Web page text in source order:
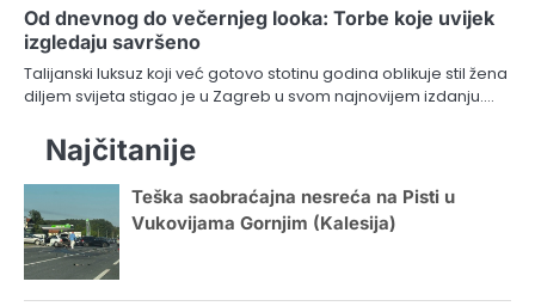
Od dnevnog do večernjeg looka: Torbe koje uvijek
izgledaju savršeno
Talijanski luksuz koji već gotovo stotinu godina oblikuje stil žena
diljem svijeta stigao je u Zagreb u svom najnovijem izdanju.…
Najčitanije
Teška saobraćajna nesreća na Pisti u
Vukovijama Gornjim (Kalesija)